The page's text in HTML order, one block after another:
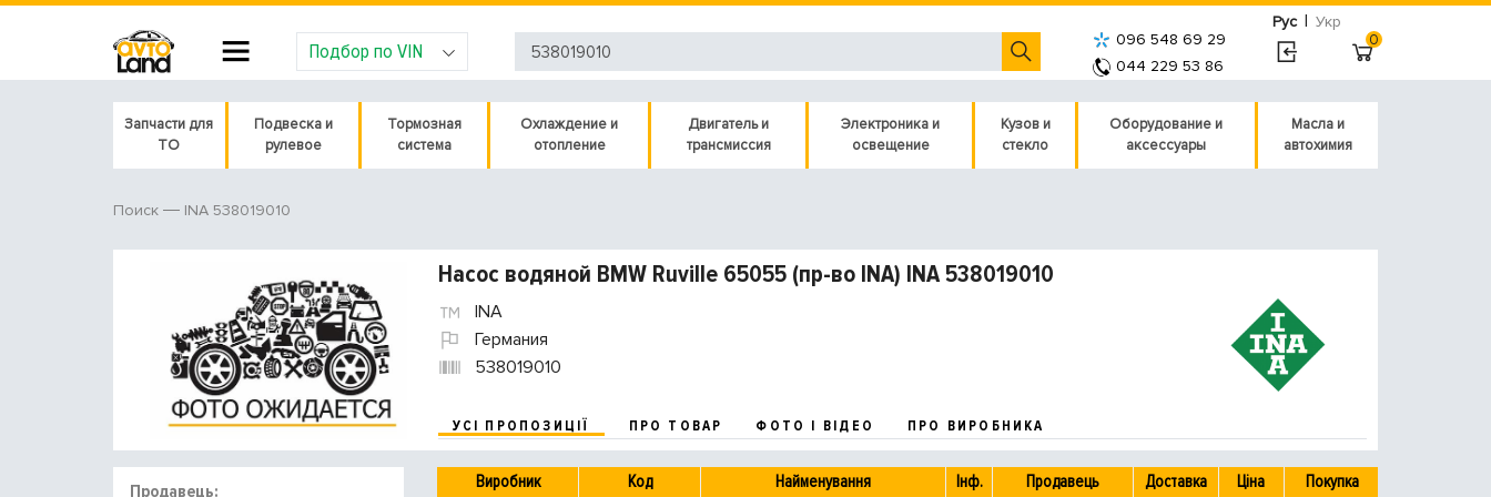
Рус | Укр
Подбор по VIN
096 548 69 29
044 229 53 86
0
Запчасти для
ТО
Подвеска и
рулевое
Тормозная
система
Охлаждение и
отопление
Двигатель и
трансмиссия
Электроника и
освещение
Кузов и
стекло
Оборудование и
аксессуары
Масла и
автохимия
Поиск INA 538019010
Насос водяной BMW Ruville 65055 (пр-во INA) INA 538019010
INA
Германия
538019010
УСІ ПРОПОЗИЦІЇ ПРО ТОВАР ФОТО І ВІДЕО ПРО ВИРОБНИКА
Продавець: Виробник Код Найменування Інф. Продавець Доставка Ціна Покупка